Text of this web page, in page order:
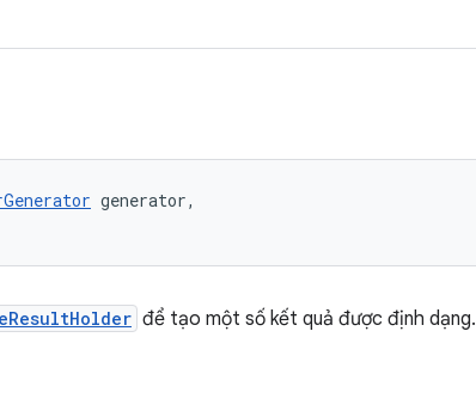
generator,
để tạo một số kết quả được định dạng.